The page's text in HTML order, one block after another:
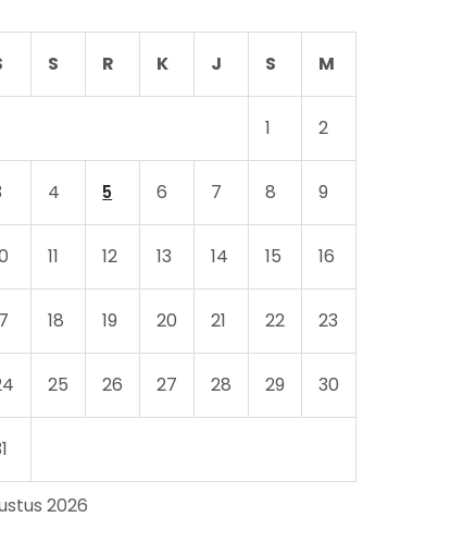
2026
S R K J S M
1 2
4 5 6 7 8 9
11 12 13 14 15 16
18 19 20 21 22 23
25 26 27 28 29 30